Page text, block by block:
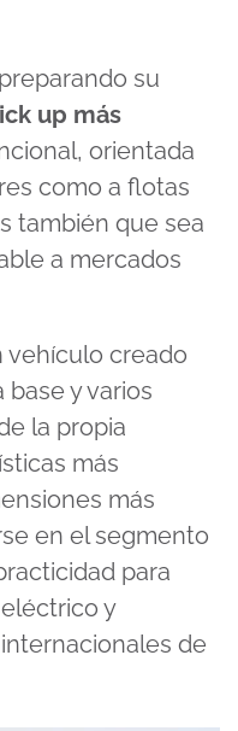
su
up más
orientada
como a flotas
también que sea
a mercados
vehículo creado
y varios
la propia
más
más
en el segmento
para
y
de